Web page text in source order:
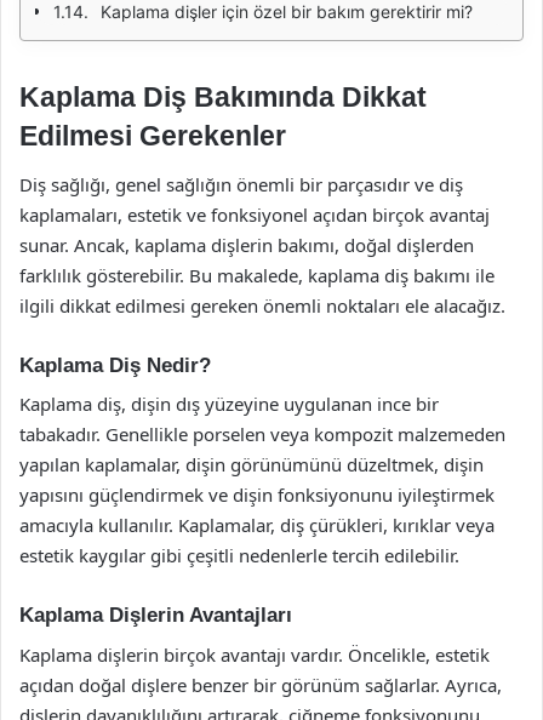
Kaplama dişler için özel bir bakım gerektirir mi?
Kaplama Diş Bakımında Dikkat
Edilmesi Gerekenler
Diş sağlığı, genel sağlığın önemli bir parçasıdır ve diş
kaplamaları, estetik ve fonksiyonel açıdan birçok avantaj
sunar. Ancak, kaplama dişlerin bakımı, doğal dişlerden
farklılık gösterebilir. Bu makalede, kaplama diş bakımı ile
ilgili dikkat edilmesi gereken önemli noktaları ele alacağız.
Kaplama Diş Nedir?
Kaplama diş, dişin dış yüzeyine uygulanan ince bir
tabakadır. Genellikle porselen veya kompozit malzemeden
yapılan kaplamalar, dişin görünümünü düzeltmek, dişin
yapısını güçlendirmek ve dişin fonksiyonunu iyileştirmek
amacıyla kullanılır. Kaplamalar, diş çürükleri, kırıklar veya
estetik kaygılar gibi çeşitli nedenlerle tercih edilebilir.
Kaplama Dişlerin Avantajları
Kaplama dişlerin birçok avantajı vardır. Öncelikle, estetik
açıdan doğal dişlere benzer bir görünüm sağlarlar. Ayrıca,
dişlerin dayanıklılığını artırarak, çiğneme fonksiyonunu